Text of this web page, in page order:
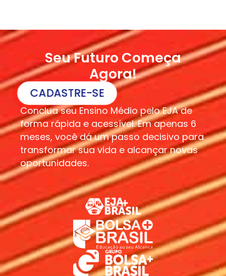
Seu Futuro Começa
Agora!
CADASTRE-SE
Conclua seu Ensino Médio pelo EJA de
forma rápida e acessível. Em apenas 6
meses, você dá um passo decisivo para
transformar sua vida e alcançar novas
oportunidades.